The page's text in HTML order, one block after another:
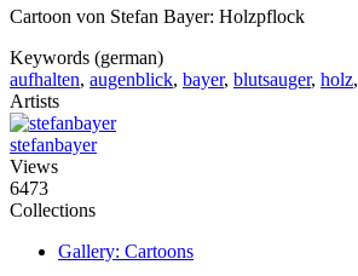
Cartoon von Stefan Bayer: Holzpflock
Keywords (german)
aufhalten, augenblick, bayer, blutsauger, holz,
Artists
stefanbayer
Views
6473
Collections
Gallery: Cartoons